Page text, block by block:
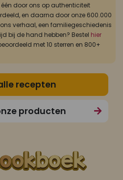
door ons op authenticiteit
en daarna door onze 600.000
ons verhaal, een familiegeschiedenis
bij de hand hebben? Bestel hier
met 10 sterren en 800+
recepten
producten